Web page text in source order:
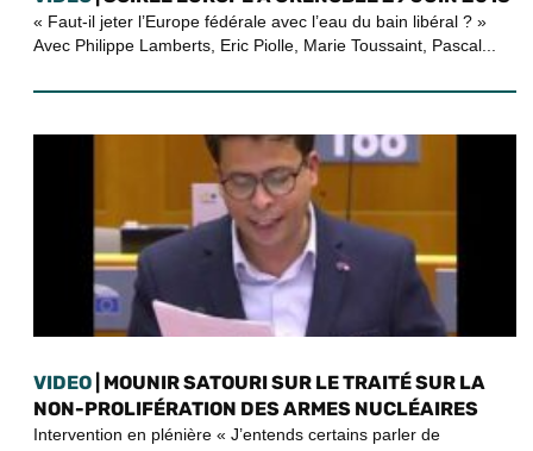
« Faut-il jeter l’Europe fédérale avec l’eau du bain libéral ? »
Avec Philippe Lamberts, Eric Piolle, Marie Toussaint, Pascal...
VIDEO | MOUNIR SATOURI SUR LE TRAITÉ SUR LA
NON-PROLIFÉRATION DES ARMES NUCLÉAIRES
Intervention en plénière « J’entends certains parler de